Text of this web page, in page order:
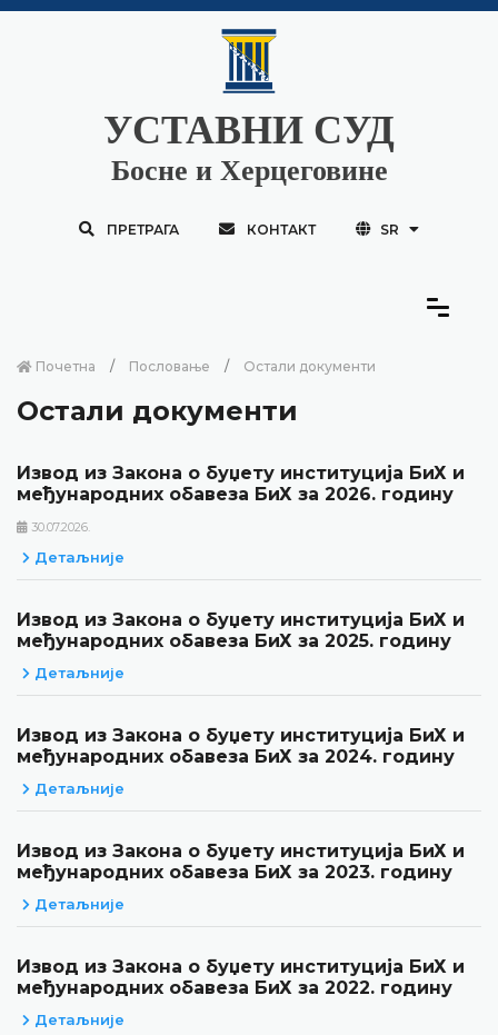
УСТАВНИ СУД
Босне и Херцеговине
ПРЕТРАГА КОНТАКТ SR
Почетна Пословање Остали документи
Остали документи
Извод из Закона о буџету институција БиХ и
међународних обавеза БиХ за 2026. годину
30.07.2026.
Детаљније
Извод из Закона о буџету институција БиХ и
међународних обавеза БиХ за 2025. годину
Детаљније
Извод из Закона о буџету институција БиХ и
међународних обавеза БиХ за 2024. годину
Детаљније
Извод из Закона о буџету институција БиХ и
међународних обавеза БиХ за 2023. годину
Детаљније
Извод из Закона о буџету институција БиХ и
међународних обавеза БиХ за 2022. годину
Детаљније